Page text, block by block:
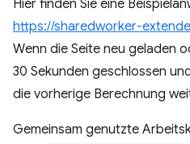
Hier finden Sie eine
https://sharedworker-
Wenn die Seite neu geladen
30 Sekunden geschlossen
die vorherige Berechnung
Gemeinsam genutzte